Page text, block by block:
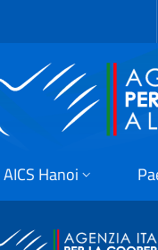
AICS Hanoi